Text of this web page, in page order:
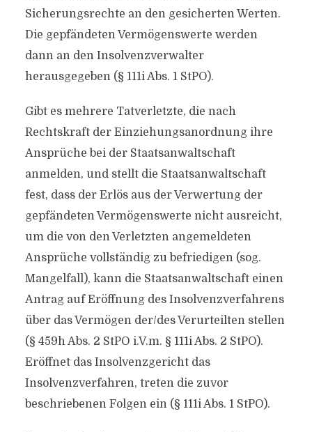
Sicherungsrechte an den gesicherten Werten.
Die gepfändeten Vermögenswerte werden
dann an den Insolvenzverwalter
herausgegeben (§ 111i Abs. 1 StPO).
Gibt es mehrere Tatverletzte, die nach
Rechtskraft der Einziehungsanordnung ihre
Ansprüche bei der Staatsanwaltschaft
anmelden, und stellt die Staatsanwaltschaft
fest, dass der Erlös aus der Verwertung der
gepfändeten Vermögenswerte nicht ausreicht,
um die von den Verletzten angemeldeten
Ansprüche vollständig zu befriedigen (sog.
Mangelfall), kann die Staatsanwaltschaft einen
Antrag auf Eröffnung des Insolvenzverfahrens
über das Vermögen der/​des Verurteilten stellen
(§ 459h Abs. 2 StPO i.V.m. § 111i Abs. 2 StPO).
Eröffnet das Insolvenzgericht das
Insolvenzverfahren, treten die zuvor
beschriebenen Folgen ein (§ 111i Abs. 1 StPO).